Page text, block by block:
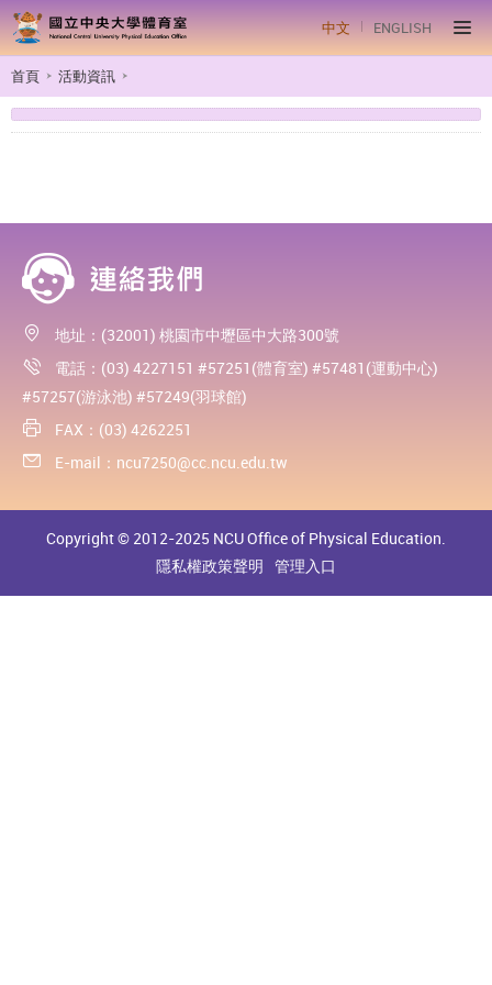
中文 ENGLISH
首頁 活動資訊
地址：(32001) 桃園市中壢區中大路300號
電話：(03) 4227151 #57251(體育室) #57481(運動中心)
#57257(游泳池) #57249(羽球館)
FAX：(03) 4262251
E-mail： ncu7250@cc.ncu.edu.tw
Copyright © 2012-2025 NCU Office of Physical Education.
隱私權政策聲明 管理入口